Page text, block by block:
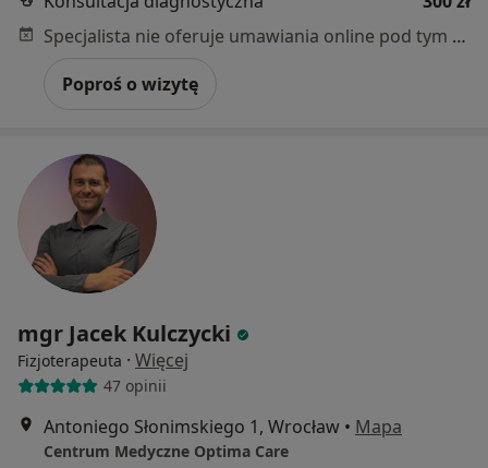
Specjalista nie oferuje umawiania online pod tym adresem.
Poproś o wizytę
mgr Jacek Kulczycki
Fizjoterapeuta · Więcej
47 opinii
Antoniego Słonimskiego 1, Wrocław • Mapa
Centrum Medyczne Optima Care